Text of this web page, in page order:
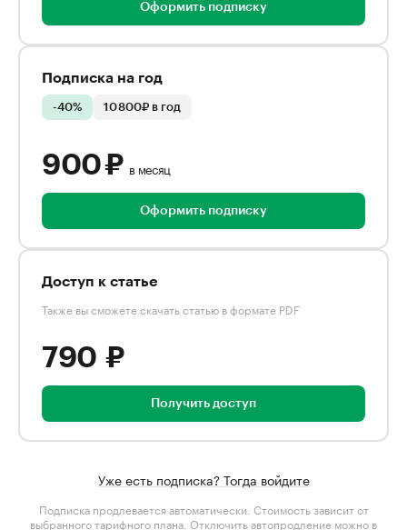
Оформить подписку
Подписка на год
-40% 10 800₽ в год
900 ₽ в месяц
Оформить подписку
Доступ к статье
Также вы сможете скачать статью в формате PDF
790 ₽
Получить доступ
Уже есть подписка? Тогда войдите
Подписка продлевается автоматически. Стоимость зависит от
выбранного тарифного плана . Отключить автопродление можно в